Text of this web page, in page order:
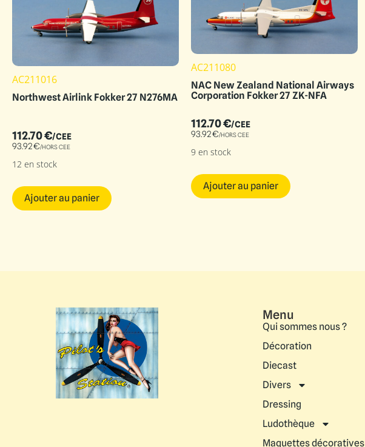
AC211016
Northwest Airlink Fokker 27 N276MA
112.70€/CEE
93.92€/HORS CEE
12 en stock
Ajouter au panier
AC211080
NAC New Zealand National Airways
Corporation Fokker 27 ZK-NFA
112.70€/CEE
93.92€/HORS CEE
9 en stock
Ajouter au panier
Menu
Qui sommes nous ?
Décoration
Diecast
Divers
Dressing
Ludothèque
Maquettes décoratives